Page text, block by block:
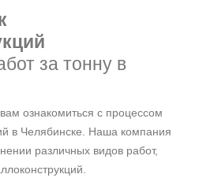
за тонну в
ознакомиться с процессом
в Челябинске. Наша компания
различных видов работ,